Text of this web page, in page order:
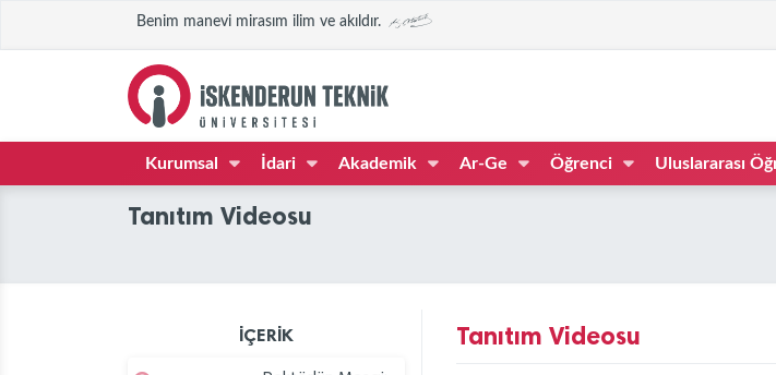
Benim manevi mirasım ilim ve akıldır.
Kurumsal İdari Akademik Ar-Ge Öğrenci Uluslararası
Tanıtım Videosu
İÇERİK Tanıtım Videosu